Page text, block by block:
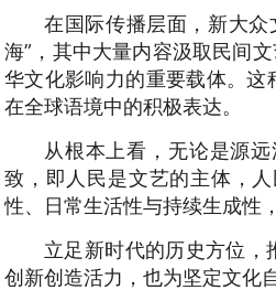
在国际传播层面，新大
海”，其中大量内容汲取民间
华文化影响力的重要载体。
在全球语境中的积极表达。
从根本上看，无论是源
致，即人民是文艺的主体，
性、日常生活性与持续生成性
立足新时代的历史方位
创新创造活力，也为坚定文化